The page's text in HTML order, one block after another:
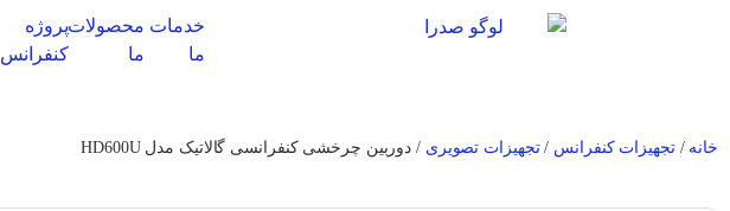
خدمات
ما
محصولات
ما
پروژه
کنفرانس
خانه /تجهیزات کنفرانس /تجهیزات تصویری / دوربین چرخشی کنفرانسی گالاتیک مدل HD600U